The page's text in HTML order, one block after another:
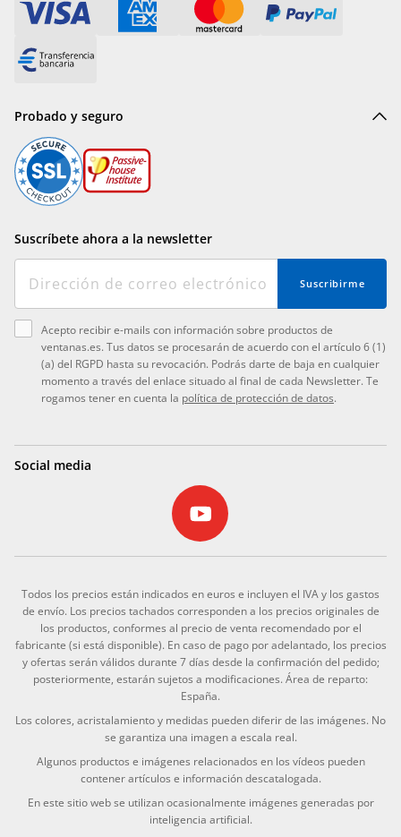
Probado y seguro
Suscríbete ahora a la newsletter
Suscribirme
Acepto recibir e-mails con información sobre productos de
ventanas.es. Tus datos se procesarán de acuerdo con el artículo 6 (1)
(a) del RGPD hasta su revocación. Podrás darte de baja en cualquier
momento a través del enlace situado al final de cada Newsletter. Te
rogamos tener en cuenta la política de protección de datos.
Social media
Todos los precios están indicados en euros e incluyen el IVA y los gastos
de envío. Los precios tachados corresponden a los precios originales de
los productos, conformes al precio de venta recomendado por el
fabricante (si está disponible). En caso de pago por adelantado, los precios
y ofertas serán válidos durante 7 días desde la confirmación del pedido;
posteriormente, estarán sujetos a modificaciones. Área de reparto:
España.
Los colores, acristalamiento y medidas pueden diferir de las imágenes. No
se garantiza una imagen a escala real.
Algunos productos e imágenes relacionados en los vídeos pueden
contener artículos e información descatalogada.
En este sitio web se utilizan ocasionalmente imágenes generadas por
inteligencia artificial.